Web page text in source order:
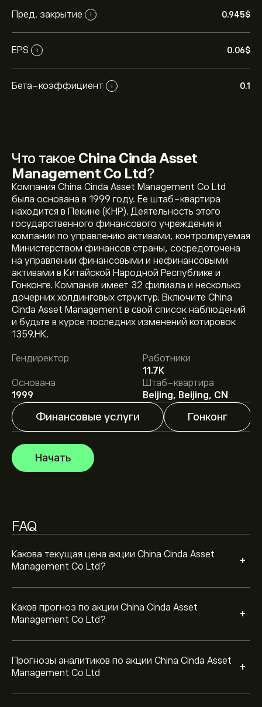
Пред. закрытие i 0.945‎$‎
EPS i 0.06‎$‎
Бета-коэффициент i 0.1
Что такое China Cinda Asset
Management Co Ltd?
Компания China Cinda Asset Management Co Ltd
была основана в 1999 году. Ее штаб-квартира
находится в Пекине (КНР). Деятельность этого
государственного финансового учреждения и
компании по управлению активами, контролируемая
Министерством финансов страны, сосредоточена
на управлении финансовыми и нефинансовыми
активами в Китайской Народной Республике и
Гонконге. Компания имеет 32 филиала и несколько
дочерних холдинговых структур. Включите China
Cinda Asset Management в свой список наблюдений
и будьте в курсе последних изменений котировок
1359.HK.
Гендиректор
Работники
11.7K
Основана
1999
Штаб-квартира
Beijing, Beijing, CN
Финансовые услуги Гонконг
Начать
FAQ
Какова текущая цена акции China Cinda Asset
Management Co Ltd?
+
Текущая цена акции 1359.HK составляет 0.9400‎$‎.
Каков прогноз по акции China Cinda Asset
Management Co Ltd?
+
Средняя целевая цена акции China Cinda Asset
Management Co Ltd составляет 0.9400‎$‎.
Зарегистрируйтесь
на eToro, чтобы получить
подробные прогнозы и целевые цены от аналитиков.
Прогнозы аналитиков по акции China Cinda Asset
Management Co Ltd
+
Аналитики предоставляют прогнозы по акции China
Cinda Asset Management Co Ltd, основываясь на
рыночных тенденциях, финансовых отчетах и
предполагаемом росте. Ознакомьтесь с последним
прогнозом для будущих изменений цены.